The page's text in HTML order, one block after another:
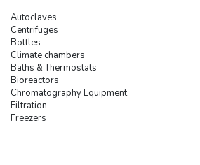
Autoclaves
Centrifuges
Bottles
Climate chambers
Baths & Thermostats
Bioreactors
Chromatography Equipment
Filtration
Freezers